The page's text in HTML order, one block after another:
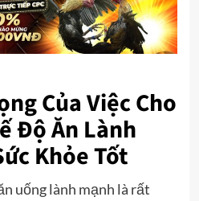
Của Việc Cho
Độ Ăn Lành
Khỏe Tốt
uống lành mạnh là rất